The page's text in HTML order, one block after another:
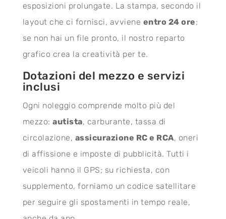
esposizioni prolungate. La stampa, secondo il
layout che ci fornisci, avviene entro 24 ore;
se non hai un file pronto, il nostro reparto
grafico crea la creatività per te.
Dotazioni del mezzo e servizi
inclusi
Ogni noleggio comprende molto più del
mezzo:autista, carburante, tassa di
circolazione, assicurazione RC e RCA, oneri
di affissione e imposte di pubblicità. Tutti i
veicoli hanno il GPS; su richiesta, con
supplemento, forniamo un codice satellitare
per seguire gli spostamenti in tempo reale,